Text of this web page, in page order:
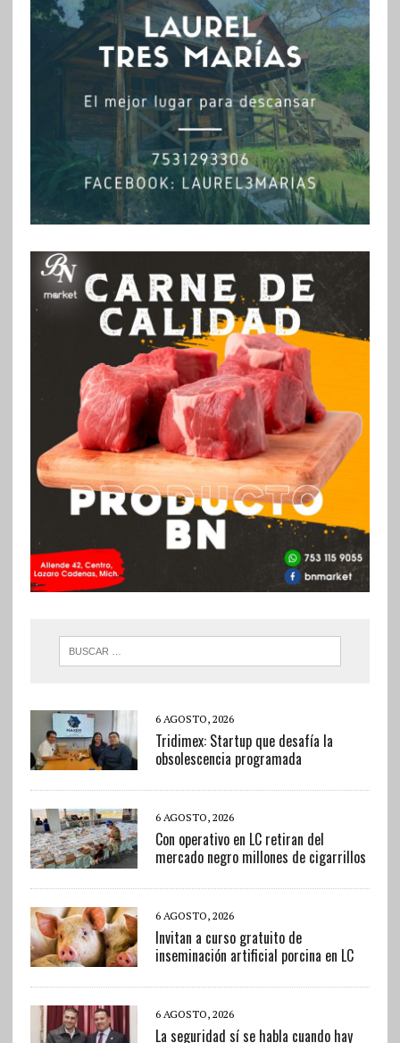
6 AGOSTO, 2026
Tridimex: Startup que desafía la
obsolescencia programada
6 AGOSTO, 2026
Con operativo en LC retiran del
mercado negro millones de cigarrillos
6 AGOSTO, 2026
Invitan a curso gratuito de
inseminación artificial porcina en LC
6 AGOSTO, 2026
La seguridad sí se habla cuando hay